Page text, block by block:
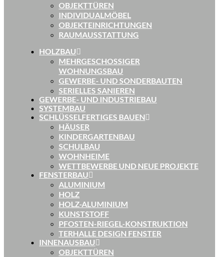
OBJEKTTÜREN
INDIVIDUALMÖBEL
OBJEKTEINRICHTUNGEN
RAUMAUSSTATTUNG
HOLZBAU
MEHRGESCHOSSIGER
WOHNUNGSBAU
GEWERBE- UND SONDERBAUTEN
SERIELLES SANIEREN
GEWERBE- UND INDUSTRIEBAU
SYSTEMBAU
SCHLÜSSELFERTIGES BAUEN
HÄUSER
KINDERGARTENBAU
SCHULBAU
WOHNHEIME
WETTBEWERBE UND NEUE PROJEKTE
FENSTERBAU
ALUMINIUM
HOLZ
HOLZ-ALUMINIUM
KUNSTSTOFF
PFOSTEN-RIEGEL-KONSTRUKTION
TERHALLE DESIGN FENSTER
INNENAUSBAU
OBJEKTTÜREN